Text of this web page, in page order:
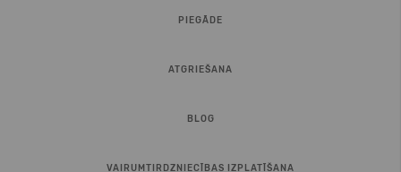
PIEGĀDE
ATGRIEŠANA
BLOG
VAIRUMTIRDZNIECĪBAS IZPLATĪŠANA